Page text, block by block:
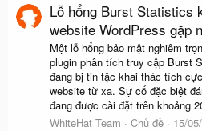
Lỗ hổng Burst Statistics
website WordPress gặp
Một lỗ hổng bảo mật nghiêm
plugin phân tích truy cập Burst
đang bị tin tặc khai thác tích
website từ xa. Sự cố đặc biệt
đang được cài đặt trên khoảng
WhiteHat Team
Chủ đề 15/